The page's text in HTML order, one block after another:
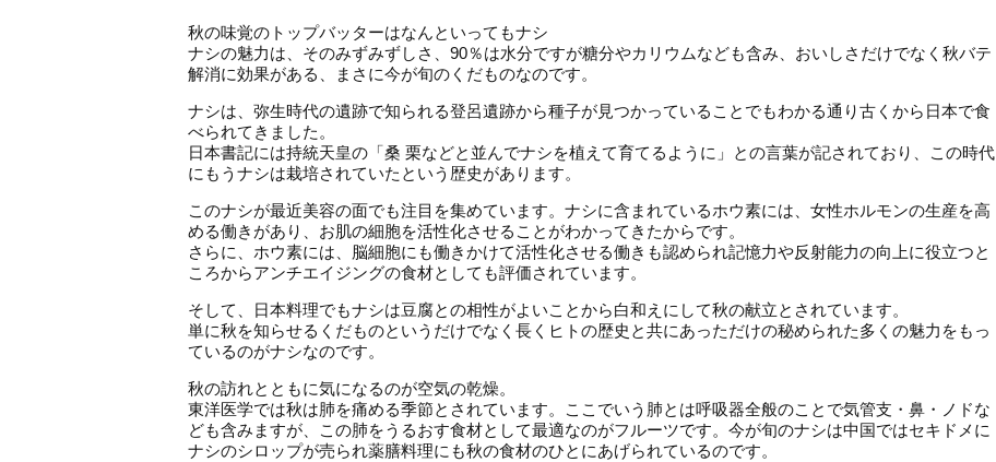
秋の味覚のトップバッターはなんといってもナシ
ナシの魅力は、そのみずみずしさ、90％は水分ですが糖分やカリウムなども含み、おいしさだけでなく秋バテ
解消に効果がある、まさに今が旬のくだものなのです。
ナシは、弥生時代の遺跡で知られる登呂遺跡から種子が見つかっていることでもわかる通り古くから日本で食
べられてきました。
日本書記には持統天皇の「桑 栗などと並んでナシを植えて育てるように」との言葉が記されており、この時代
にもうナシは栽培されていたという歴史があります。
このナシが最近美容の面でも注目を集めています。ナシに含まれているホウ素には、女性ホルモンの生産を高
める働きがあり、お肌の細胞を活性化させることがわかってきたからです。
さらに、ホウ素には、脳細胞にも働きかけて活性化させる働きも認められ記憶力や反射能力の向上に役立つと
ころからアンチエイジングの食材としても評価されています。
そして、日本料理でもナシは豆腐との相性がよいことから白和えにして秋の献立とされています。
単に秋を知らせるくだものというだけでなく長くヒトの歴史と共にあっただけの秘められた多くの魅力をもっ
ているのがナシなのです。
秋の訪れとともに気になるのが空気の乾燥。
東洋医学では秋は肺を痛める季節とされています。ここでいう肺とは呼吸器全般のことで気管支・鼻・ノドな
ども含みますが、この肺をうるおす食材として最適なのがフルーツです。今が旬のナシは中国ではセキドメに
ナシのシロップが売られ薬膳料理にも秋の食材のひとにあげられているのです。